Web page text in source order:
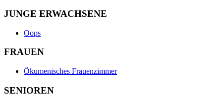
JUNGE ERWACHSENE
Oops
FRAUEN
Ökumenisches Frauenzimmer
SENIOREN